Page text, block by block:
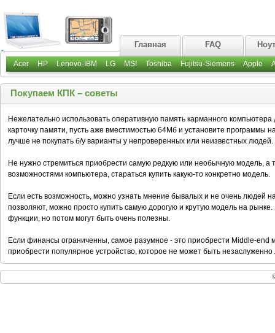
Главная FAQ
Acer HP Lenovo-IBM LG MSI Toshiba Fujitsu-Siemens Apple
Покупаем КПК – советы
Нежелательно использовать оперативную память карманного
карточку памяти, пусть аже вместимостью 64Мб и установите программы
лучше не покупать б/у варианты у непроверенных или неизвестных людей.
Не нужно стремиться приобрести самую редкую или необычную модель, а
возможностями компьютера, стараться купить какую-то конкретно модель.
Если есть возможность, можно узнать мнение бывалых и не очень людей
позволяют, можно просто купить самую дорогую и крутую модель на
функции, но потом могут быть очень полезны.
Если финансы ограниченны, самое разумное - это приобрести Middle-end
приобрести популярное устройство, которое не может быть